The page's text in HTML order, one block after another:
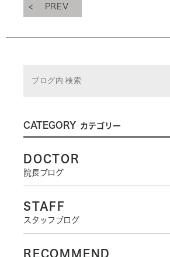
PREV
CATEGORY カテゴリー
DOCTOR
院長ブログ
STAFF
スタッフブログ
RECOMMEND